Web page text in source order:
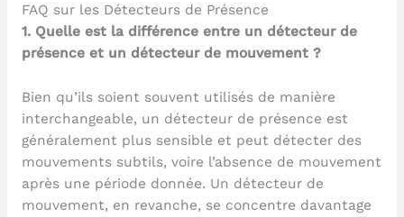
FAQ sur les Détecteurs de Présence
1. Quelle est la différence entre un détecteur de
présence et un détecteur de mouvement ?
Bien qu’ils soient souvent utilisés de manière
interchangeable, un détecteur de présence est
généralement plus sensible et peut détecter des
mouvements subtils, voire l’absence de mouvement
après une période donnée. Un détecteur de
mouvement, en revanche, se concentre davantage